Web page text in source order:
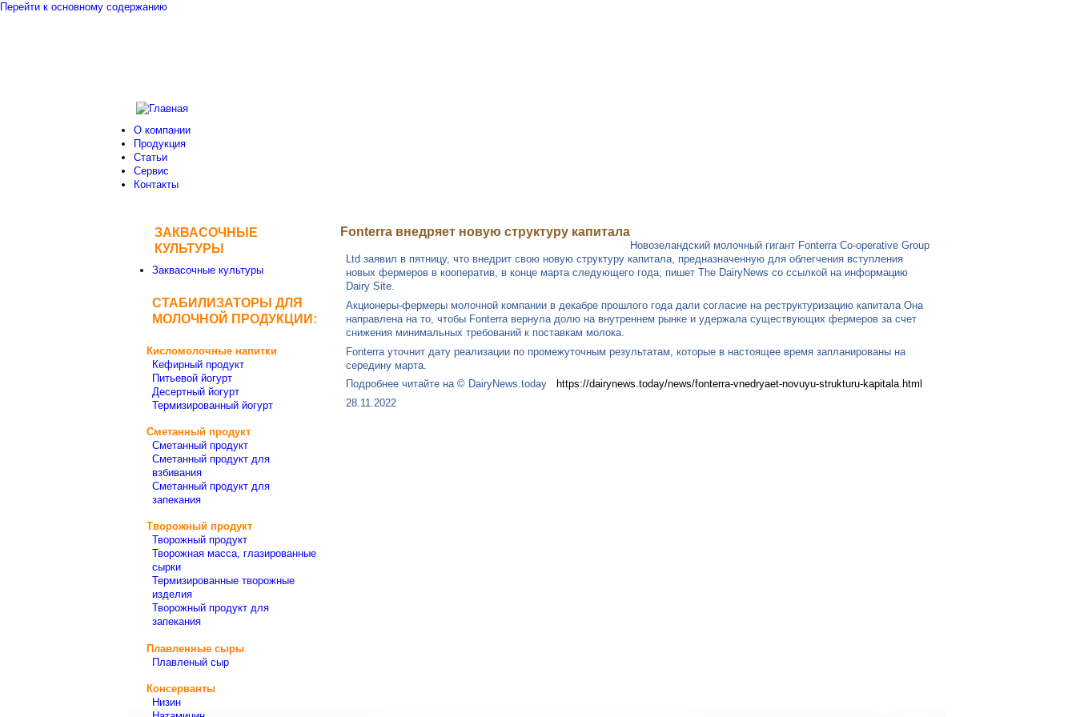
Перейти к основному содержанию
О компании
Продукция
Статьи
Сервис
Контакты
ЗАКВАСОЧНЫЕ
КУЛЬТУРЫ
Заквасочные культуры
СТАБИЛИЗАТОРЫ ДЛЯ
МОЛОЧНОЙ ПРОДУКЦИИ:
Кисломолочные напитки
Кефирный продукт
Питьевой йогурт
Десертный йогурт
Термизированный йогурт
Сметанный продукт
Сметанный продукт
Сметанный продукт для
взбивания
Сметанный продукт для
запекания
Творожный продукт
Творожный продукт
Творожная масса, глазированные
сырки
Термизированные творожные
изделия
Творожный продукт для
запекания
Плавленные сыры
Плавленый сыр
Консерванты
Низин
Fonterra внедряет новую структуру капитала
Новозеландский молочный гигант Fonterra Co-operative Group
Ltd заявил в пятницу, что внедрит свою новую структуру капитала, предназначенную для облегчения вступления
новых фермеров в кооператив, в конце марта следующего года, пишет The DairyNews со ссылкой на информацию
Dairy Site.
Акционеры-фермеры молочной компании в декабре прошлого года дали согласие на реструктуризацию капитала Она
направлена ​​на то, чтобы Fonterra вернула долю на внутреннем рынке и удержала существующих фермеров за счет
снижения минимальных требований к поставкам молока.
Fonterra уточнит дату реализации по промежуточным результатам, которые в настоящее время запланированы на
середину марта.
Подробнее читайте на © DairyNews.today
https://dairynews.today/news/fonterra-vnedryaet-novuyu-strukturu-kapitala.html
28.11.2022